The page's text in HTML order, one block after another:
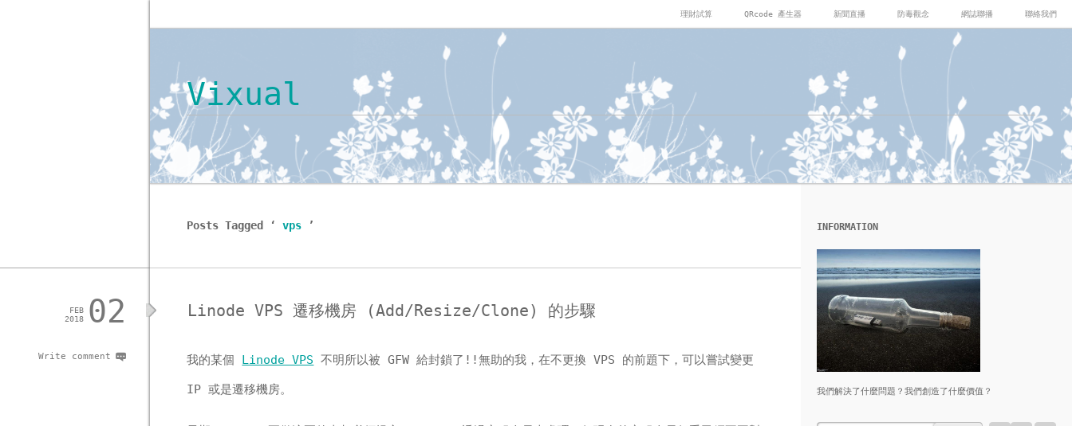
理財試算 QRcode 產生器 新聞直播 防毒觀念 網誌聯播 聯絡我們
Vixual
Posts Tagged ‘ vps ’
Linode VPS 遷移機房 (Add/Resize/Clone) 的步驟
我的某個 Linode VPS 不明所以被 GFW 給封鎖了!!無助的我，在不更換 VPS 的前題下，可以嘗試變更
IP 或是遷移機房。
02
FEB
2018
Write comment
INFORMATION
我們解決了什麼問題？我們創造了什麼價值？